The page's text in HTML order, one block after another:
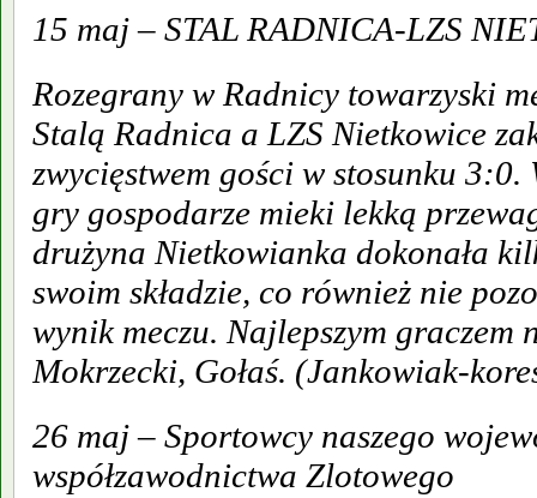
15 maj – STAL RADNICA-LZS
Rozegrany w Radnicy towarzyski
Stalą Radnica a LZS Nietkowice
zwycięstwem gości w stosunku 3:0.
gry gospodarze mieki lekką
drużyna Nietkowianka dokonała
swoim składzie, co również nie
wynik meczu. Najlepszym graczem
Mokrzecki, Gołaś. (Jankowiak-
26 maj – Sportowcy naszego
współzawodnictwa Zlotowego